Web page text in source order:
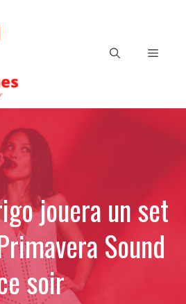
Menu
jouera un set
Sound
soir